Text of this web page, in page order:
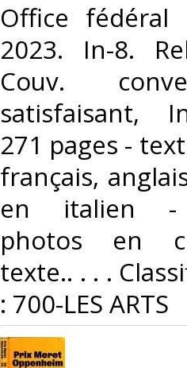
‎Office
2023. In-8.
Couv.
satisfaisant,
271 pages -
français,
en italien -
photos en
texte.. . . .
: 700-LES ARTS‎